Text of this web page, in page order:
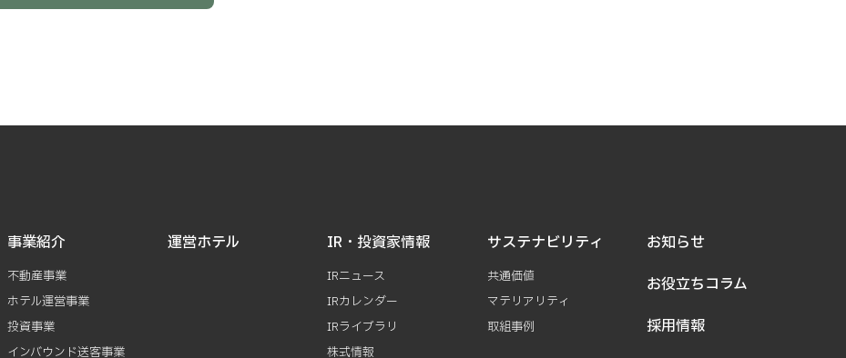
事業紹介
不動産事業
ホテル運営事業
投資事業
インバウンド送客事業
運営ホテル IR・投資家情報
IRニュース
IRカレンダー
IRライブラリ
株式情報
サステナビリティ
共通価値
マテリアリティ
取組事例
お知らせ
お役立ちコラム
採用情報